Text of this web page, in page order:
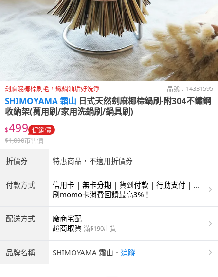
劍麻混椰棕刷毛，鐵鍋油垢好洗淨 品號： 14331595
SHIMOYAMA 霜山 日式天然劍麻椰棕鍋刷-附304不鏽鋼
收納架(萬用刷/家用洗鍋刷/鍋具刷)
$499 促銷價
$1,000市售價
折價券 特惠商品，不適用折價券
付款方式
信用卡 | 無卡分期 | 貨到付款 | 行動支付 | 超
商付款 | ATM | 銀聯卡 | 銀行帳戶付款
刷momo卡消費回饋最高3%！
配送方式
廠商宅配
超商取貨 滿$190出貨
品牌名稱 SHIMOYAMA 霜山 ． 追蹤